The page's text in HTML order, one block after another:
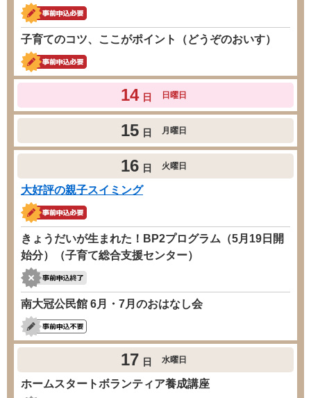
子育てのコツ、ここがポイント（どうぞのおいす）
14 日 日曜日
15 日 月曜日
16 日 火曜日
大好評の親子スイミング
きょうだいが生まれた！BP2プログラム（5月19日開
始分）（子育て総合支援センター）
南大冠公民館 6月・7月のおはなし会
17 日 水曜日
ホームスタートボランティア養成講座